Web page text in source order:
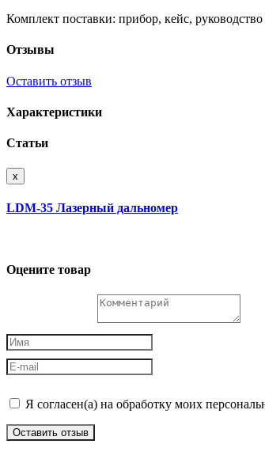
Комплект поставки: прибор, кейс,
Отзывы
Оставить отзыв
Характеристики
Статьи
x
LDM-35 Лазерный дальномер
Оцените товар
Я согласен(а) на обработку моих
Оставить отзыв